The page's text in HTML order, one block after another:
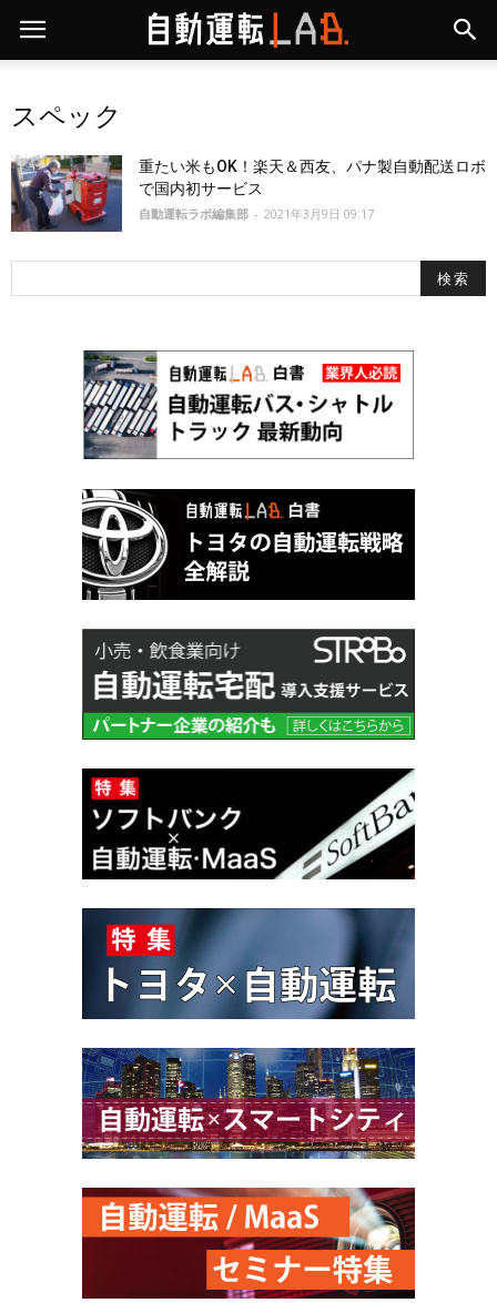
スペック
重たい米もOK！楽天＆西友、パナ製自動配送ロボ
で国内初サービス
自動運転ラボ編集部 - 2021年3月9日 09:17